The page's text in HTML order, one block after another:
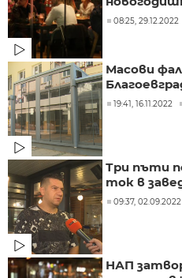
08:25, 29.12.2022
Масови
19:41, 16.11.2022
Три пъти
ток в
09:37, 02.09.2022
НАП